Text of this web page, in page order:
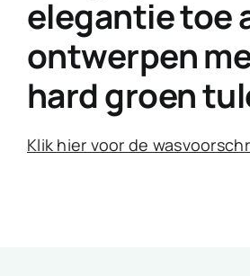
elegantie toe
ontwerpen
hard groen
Klik hier voor de